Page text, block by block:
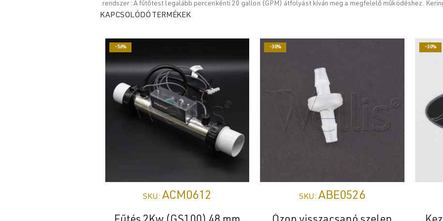
rendszer: A fűtőtest legalább percenkénti 20 gallon (GPM) átfolyást kíván meg a megfelelő működéshez.
KAPCSOLÓDÓ TERMÉKEK
-56%
SKU:ACM0612
-30%
SKU: ABE0526
-30%